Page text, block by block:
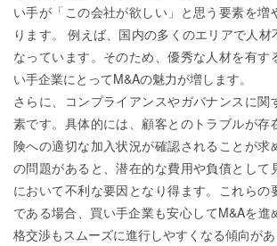
い手が「この会社が欲しい」と思う要素を増
ります。 例えば、国内の多くのエリアで人材
なっています。そのため、優秀な人材を有す
い手企業にとってM&Aの魅力が増します。
さらに、コンプライアンスやガバナンスに関
素です。具体的には、顧客とのトラブルが存
険への適切な加入状況が確認されることが求
の問題があると、潜在的な費用や負債として
において不利な要因となり得ます。これらの
である場合、買い手企業も安心してM&Aを進
格交渉もスムーズに進行しやすくなる傾向があ